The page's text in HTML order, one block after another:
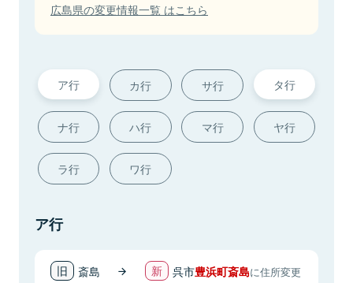
広島県の変更情報一覧 はこちら
ア行 カ行 サ行 タ行
ナ行 ハ行 マ行 ヤ行
ラ行 ワ行
ア行
斎島 呉市豊浜町斎島に住所変更